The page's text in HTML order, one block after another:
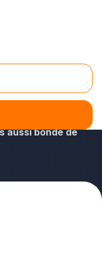
pro.fr. Vous y
aussi bonde de